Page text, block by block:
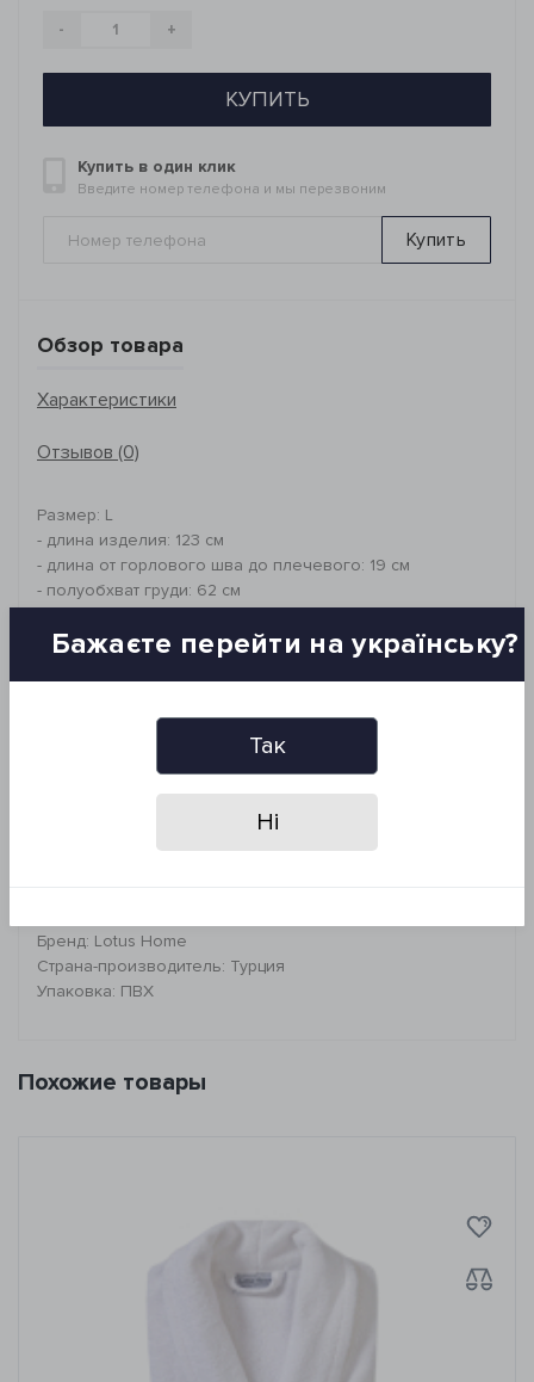
- +
КУПИТЬ
Купить в один клик
Введите номер телефона и мы перезвоним
Купить
Обзор товара
Характеристики
Отзывов (0)
Размер: L
- длина изделия: 123 см
- длина от горлового шва до плечевого: 19 см
- полуобхват груди: 62 см
- длина рукава от плеча: 57 см
Состав: 100% хлопок, вафельная структура
Рекомендации по уходу:
- машинная стирка при 30°C
Бренд: Lotus Home
Страна-производитель: Турция
Упаковка: ПВХ
Похожие товары
Бажаєте перейти на українську?
Так
Ні